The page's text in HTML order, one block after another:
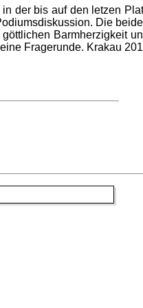
der bis auf den letzen
Die
Barmherzigkeit
Fragerunde. Krakau